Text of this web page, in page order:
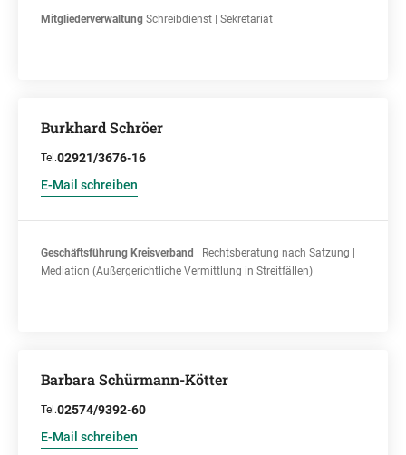
Mitgliederverwaltung Schreibdienst | Sekretariat
Burkhard Schröer
Tel.02921/3676-16
E-Mail schreiben
Geschäftsführung Kreisverband
| Rechtsberatung nach Satzung |
Mediation (Außergerichtliche Vermittlung in Streitfällen)
Barbara Schürmann-Kötter
Tel.02574/9392-60
E-Mail schreiben